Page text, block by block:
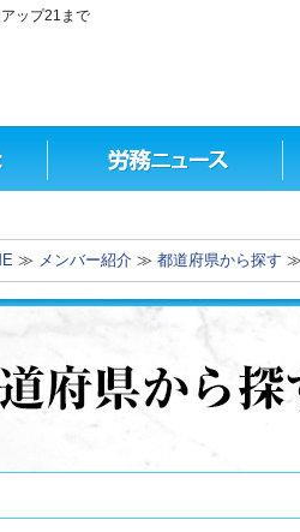
ップ21まで
≫ メンバー紹介 ≫ 都道府県から探す ≫